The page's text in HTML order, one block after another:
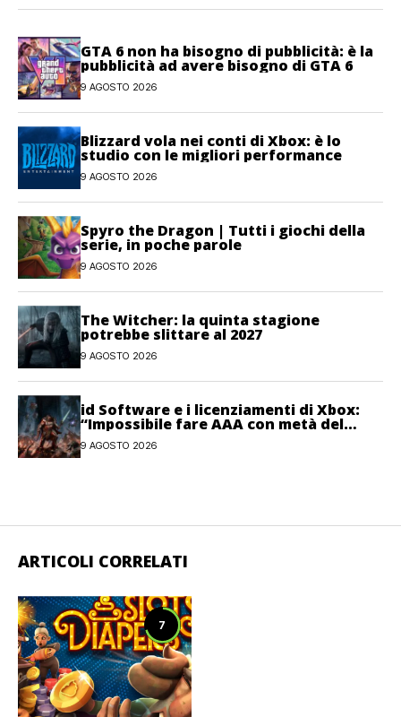
GTA 6 non ha bisogno di pubblicità: è la
pubblicità ad avere bisogno di GTA 6
9 AGOSTO 2026
Blizzard vola nei conti di Xbox: è lo
studio con le migliori performance
9 AGOSTO 2026
Spyro the Dragon | Tutti i giochi della
serie, in poche parole
9 AGOSTO 2026
The Witcher: la quinta stagione
potrebbe slittare al 2027
9 AGOSTO 2026
id Software e i licenziamenti di Xbox:
“Impossibile fare AAA con metà del
personale”
9 AGOSTO 2026
ARTICOLI CORRELATI
7